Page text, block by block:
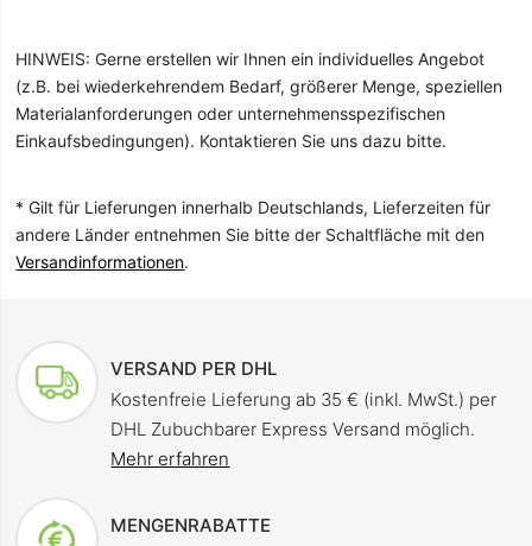
HINWEIS: Gerne erstellen wir Ihnen ein individuelles Angebot
(z.B. bei wiederkehrendem Bedarf, größerer Menge, speziellen
Materialanforderungen oder unternehmensspezifischen
Einkaufsbedingungen). Kontaktieren Sie uns dazu bitte.
* Gilt für Lieferungen innerhalb Deutschlands, Lieferzeiten für
andere Länder entnehmen Sie bitte der Schaltfläche mit den
Versandinformationen.
VERSAND PER DHL
Kostenfreie Lieferung ab 35 € (inkl. MwSt.) per
DHL Zubuchbarer Express Versand möglich.
Mehr erfahren
MENGENRABATTE